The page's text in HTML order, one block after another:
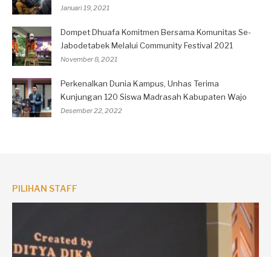
Januari 19, 2021
Dompet Dhuafa Komitmen Bersama Komunitas Se-
Jabodetabek Melalui Community Festival 2021
November 8, 2021
Perkenalkan Dunia Kampus, Unhas Terima
Kunjungan 120 Siswa Madrasah Kabupaten Wajo
Desember 22, 2022
PILIHAN STAFF